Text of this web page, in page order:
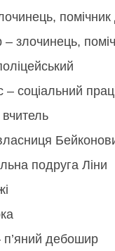
помічник
злочинець,
соціальний
подруга Ліни
п’яний дебошир